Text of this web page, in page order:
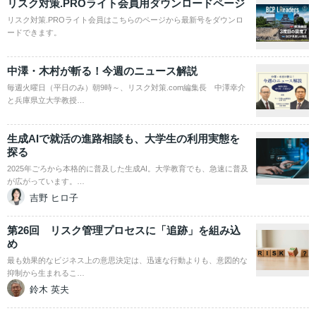
リスク対策.PROライト会員用ダウンロードページ
リスク対策.PROライト会員はこちらのページから最新号をダウンロ
ードできます。
中澤・木村が斬る！今週のニュース解説
毎週火曜日（平日のみ）朝9時～、リスク対策.com編集長 中澤幸介
と兵庫県立大学教授…
生成AIで就活の進路相談も、大学生の利用実態を
探る
2025年ごろから本格的に普及した生成AI。大学教育でも、急速に普及
が広がっています。…
吉野 ヒロ子
第26回 リスク管理プロセスに「追跡」を組み込
め
最も効果的なビジネス上の意思決定は、迅速な行動よりも、意図的な
抑制から生まれるこ…
鈴木 英夫